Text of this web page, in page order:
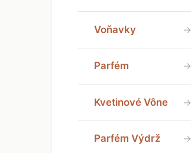
Voňavky →
Parfém →
Kvetinové Vône →
Parfém Výdrž →